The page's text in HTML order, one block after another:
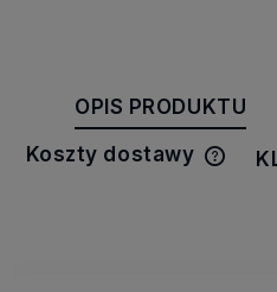
OPIS PRODUKTU
Koszty dostawy